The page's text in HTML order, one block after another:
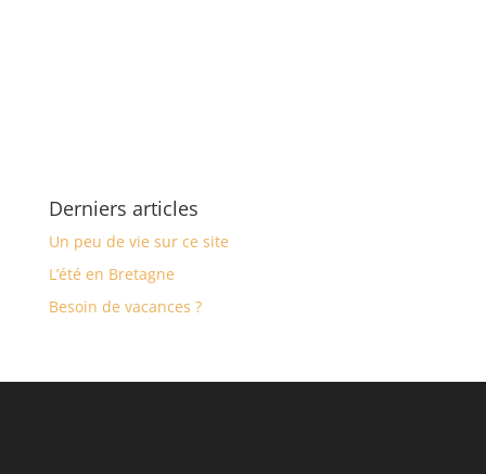
Derniers articles
Un peu de vie sur ce site
L’été en Bretagne
Besoin de vacances ?